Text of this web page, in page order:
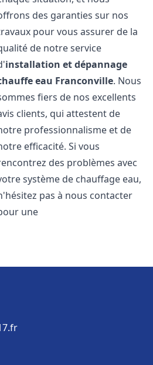
des garanties sur nos
pour vous assurer de la
de notre service
installation et dépannage
eau Franconville. Nous
fiers de nos excellents
clients, qui attestent de
professionnalisme et de
efficacité. Si vous
des problèmes avec
système de chauffage eau,
pas à nous contacter
une